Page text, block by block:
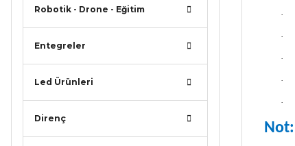
Robotik - Drone - Eğitim
Entegreler
Led Ürünleri
Direnç
·
·
·
·
·
Not: